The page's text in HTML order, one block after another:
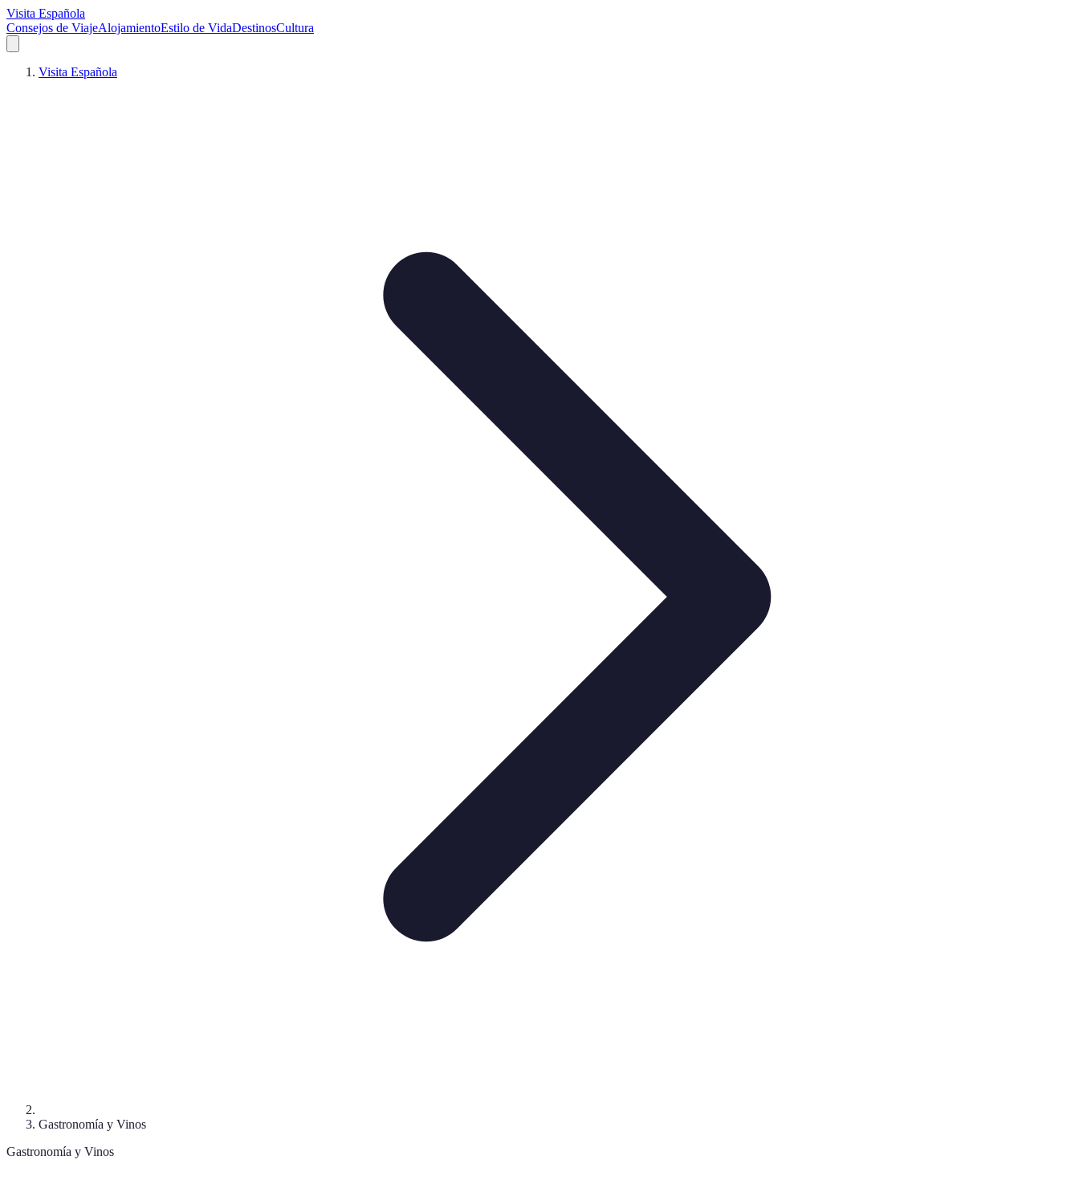
Visita Española
Consejos de ViajeAlojamientoEstilo de VidaDestinosCultura
Visita Española
Gastronomía y Vinos
Gastronomía y Vinos